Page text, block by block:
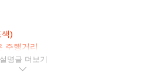
)
주행거리
메라/하드탑 적용
설명글